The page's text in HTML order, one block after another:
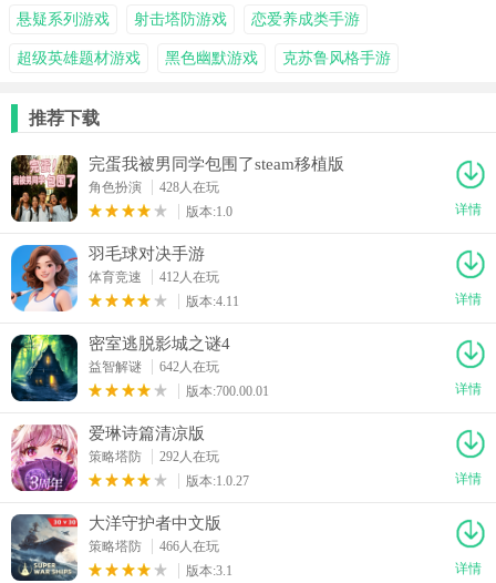
悬疑系列游戏 射击塔防游戏 恋爱养成类手游
超级英雄题材游戏 黑色幽默游戏 克苏鲁风格手游
推荐下载
完蛋我被男同学包围了steam移植版
角色扮演
428人在玩
版本:1.0
详情
羽毛球对决手游
体育竞速
412人在玩
版本:4.11
详情
密室逃脱影城之谜4
益智解谜
642人在玩
版本:700.00.01
详情
爱琳诗篇清凉版
策略塔防
292人在玩
版本:1.0.27
详情
大洋守护者中文版
策略塔防
466人在玩
版本:3.1
详情